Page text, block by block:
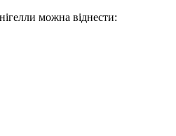
можна віднести: